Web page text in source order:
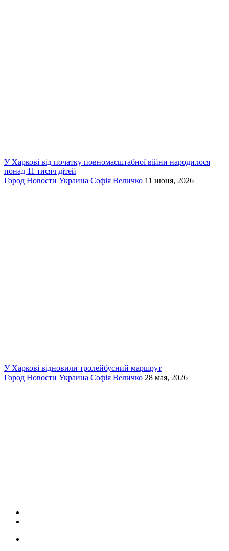
У Харкові від початку повномасштабної війни народилося
понад 11 тисяч дітей
Город Новости Украина Софія Величко 11 июня, 2026
У Харкові відновили тролейбусний маршрут
Город Новости Украина Софія Величко 28 мая, 2026